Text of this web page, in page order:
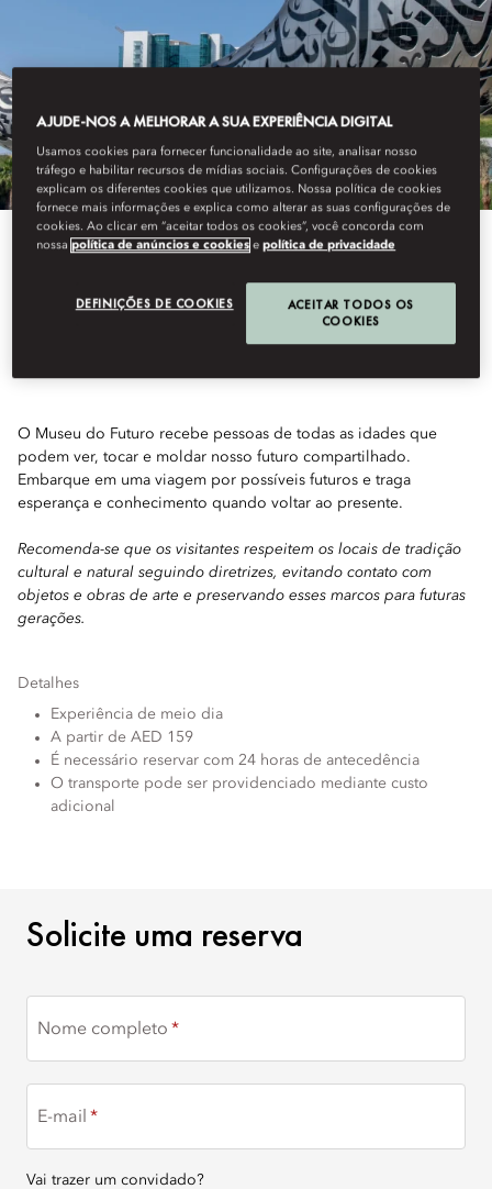
View All
MUSEU DO FUTURO
O Museu do Futuro recebe pessoas de todas as idades que
podem ver, tocar e moldar nosso futuro compartilhado.
Embarque em uma viagem por possíveis futuros e traga
esperança e conhecimento quando voltar ao presente.
Recomenda-se que os visitantes respeitem os locais de tradição
cultural e natural seguindo diretrizes, evitando contato com
objetos e obras de arte e preservando esses marcos para futuras
gerações.
Detalhes
Experiência de meio dia
A partir de AED 159
É necessário reservar com 24 horas de antecedência
O transporte pode ser providenciado mediante custo
adicional
SOLICITE UMA RESERVA
Solicite uma reserva
Nome completo
E-mail
Vai trazer um convidado?
AJUDE-NOS A MELHORAR A SUA EXPERIÊNCIA DIGITAL
Usamos cookies para fornecer funcionalidade ao site, analisar nosso
tráfego e habilitar recursos de mídias sociais. Configurações de cookies
explicam os diferentes cookies que utilizamos. Nossa política de cookies
fornece mais informações e explica como alterar as suas configurações de
cookies. Ao clicar em “aceitar todos os cookies”, você concorda com
nossapolítica de anúncios e cookies epolítica de privacidade
DEFINIÇÕES DE COOKIES
ACEITAR TODOS OS
COOKIES